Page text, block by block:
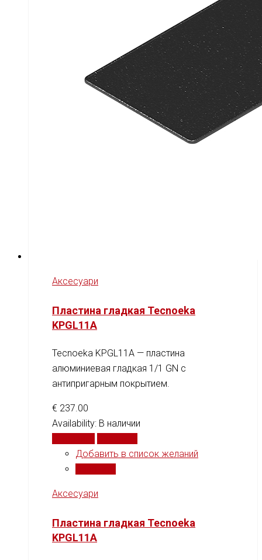
Аксесуари
Пластина гладкая Tecnoeka
KPGL11A
Tecnoeka KPGL11A — пластина
алюминиевая гладкая 1/1 GN с
антипригарным покрытием.
€ 237.00
Availability: В наличии
Добавить в список желаний
Аксесуари
Пластина гладкая Tecnoeka
KPGL11A